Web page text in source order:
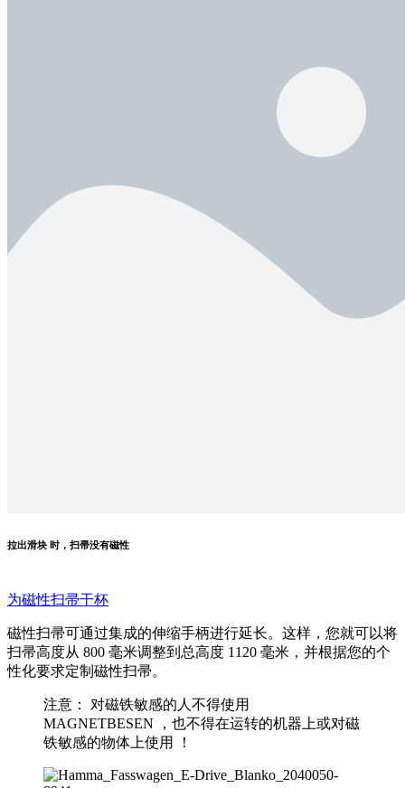
拉出滑块 时，扫帚没有磁性
为磁性扫帚干杯
磁性扫帚可通过集成的伸缩手柄进行延长。这样，您就可以将
扫帚高度从 800 毫米调整到总高度 1120 毫米，并根据您的个
性化要求定制磁性扫帚。
注意： 对磁铁敏感的人不得使用
MAGNETBESEN ，也不得在运转的机器上或对磁
铁敏感的物体上使用 ！